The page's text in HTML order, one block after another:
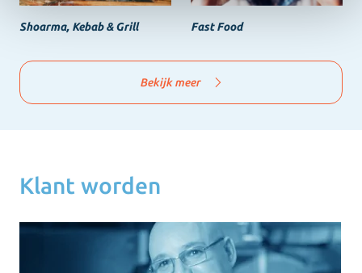
Shoarma, Kebab & Grill Fast Food
Bekijk meer
Klant worden